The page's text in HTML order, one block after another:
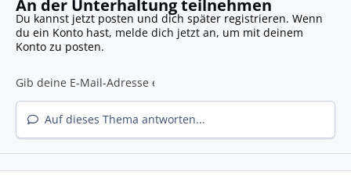
An der Unterhaltung teilnehmen
Du kannst jetzt posten und dich später registrieren. Wenn
du ein Konto hast, melde dich jetzt an, um mit deinem
Konto zu posten.
Auf dieses Thema antworten...